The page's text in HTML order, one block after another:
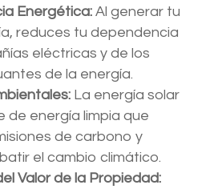
Energética:Al generar tu
reduces tu dependencia
eléctricas y de los
de la energía.
La energía solar
de energía limpia que
de carbono y
el cambio climático.
Valor de la Propiedad: